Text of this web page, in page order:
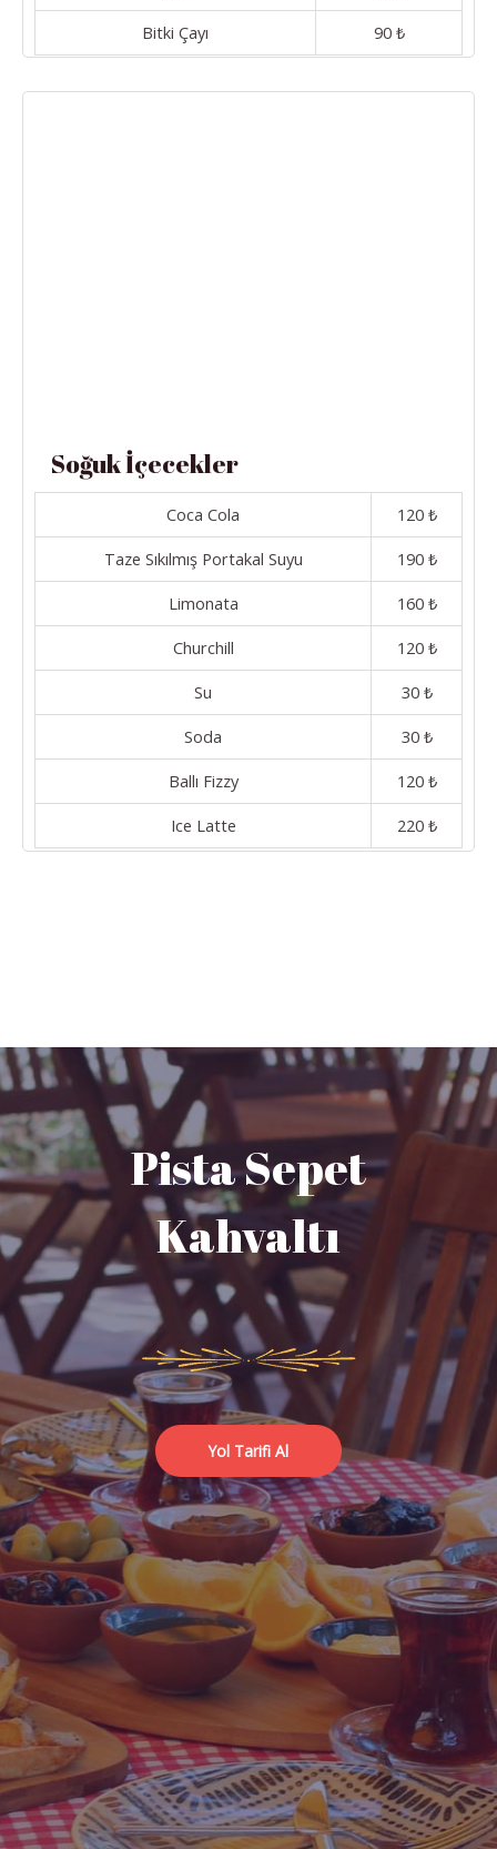
Bitki Çayı
90 ₺
Soğuk İçecekler
Coca Cola
120 ₺
Taze Sıkılmış Portakal Suyu
190 ₺
Limonata
160 ₺
Churchill
120 ₺
Su
30 ₺
Soda
30 ₺
Ballı Fizzy
120 ₺
Ice Latte
220 ₺
Pista Sepet
Kahvaltı
Yol Tarifi Al